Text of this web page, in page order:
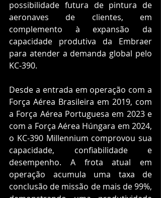
possibilidade futura de pintura de
aeronaves de clientes, em
complemento à expansão da
capacidade produtiva da Embraer
para atender a demanda global pelo
KC-390.
Desde a entrada em operação com a
Força Aérea Brasileira em 2019, com
a Força Aérea Portuguesa em 2023 e
com a Força Aérea Húngara em 2024,
o KC-390 Millennium comprovou sua
capacidade, confiabilidade e
desempenho. A frota atual em
operação acumula uma taxa de
conclusão de missão de mais de 99%,